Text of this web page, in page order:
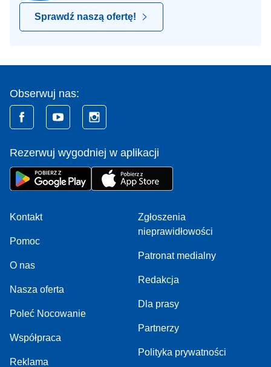
Sprawdź naszą ofertę!
Obserwuj nas:
Rezerwuj wygodniej w aplikacji
Kontakt
Pomoc
O nas
Nasza oferta
Poleć Nocowanie
Współpraca
Reklama
Zgłoszenia
nieprawidłowości
Patronat medialny
Redakcja
Dla prasy
Partnerzy
Polityka prywatności